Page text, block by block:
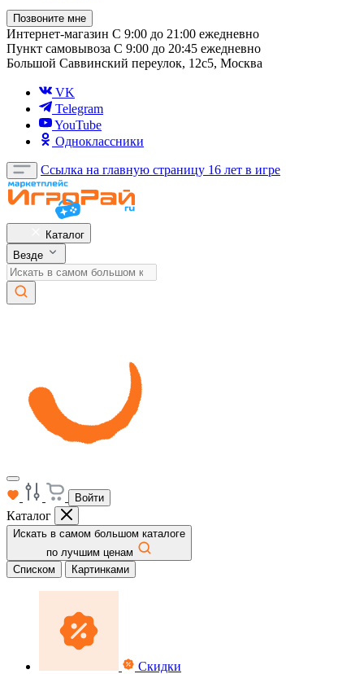
Позвоните мне
Интернет-магазин С 9:00 до 21:00 ежедневно
Пункт самовывоза С 9:00 до 20:45 ежедневно
Большой Саввинский переулок, 12с5, Москва
VK
Telegram
YouTube
Одноклассники
Ссылка на главную страницу 16 лет в игре
Каталог
Везде
Войти
Каталог
Искать в самом большом каталоге
по лучшим ценам
Списком
Картинками
Скидки